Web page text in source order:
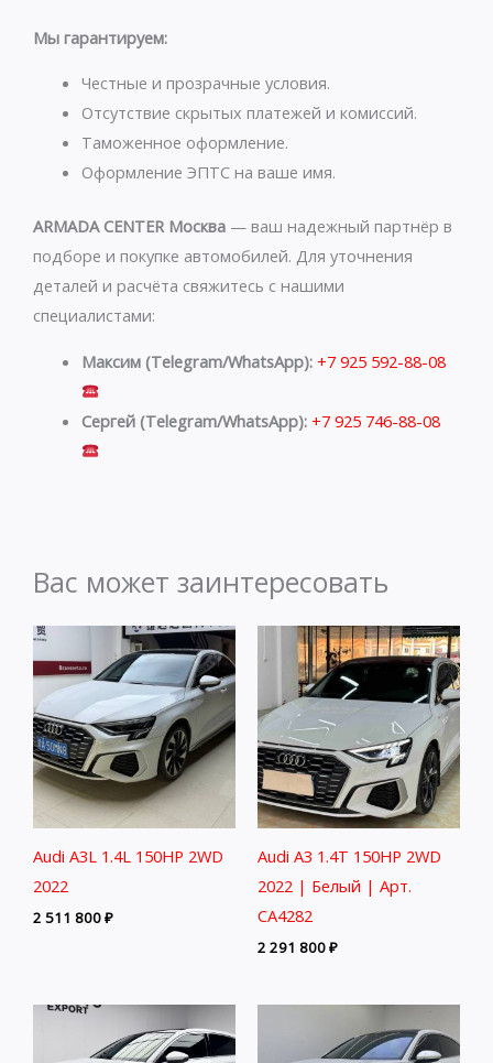
s
p
p
g
a
m
Мы гарантируем:
Честные и прозрачные условия.
Отсутствие скрытых платежей и комиссий.
Таможенное оформление.
Оформление ЭПТС на ваше имя.
ARMADA CENTER Москва — ваш надежный партнёр в
подборе и покупке автомобилей. Для уточнения
деталей и расчёта свяжитесь с нашими
специалистами:
Максим (Telegram/WhatsApp): +7 925 592-88-08
Сергей (Telegram/WhatsApp): +7 925 746-88-08
Вас может заинтересовать
Audi A3L 1.4L 150HP 2WD
2022
2 511 800₽
Audi A3 1.4T 150HP 2WD
2022 | Белый | Арт.
CA4282
2 291 800₽